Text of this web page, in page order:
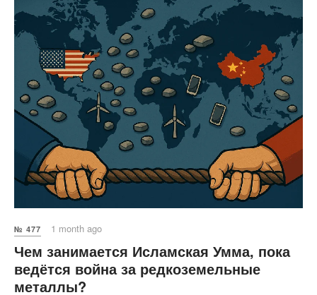
№ 477 1 month ago
Чем занимается Исламская Умма, пока
ведётся война за редкоземельные
металлы?